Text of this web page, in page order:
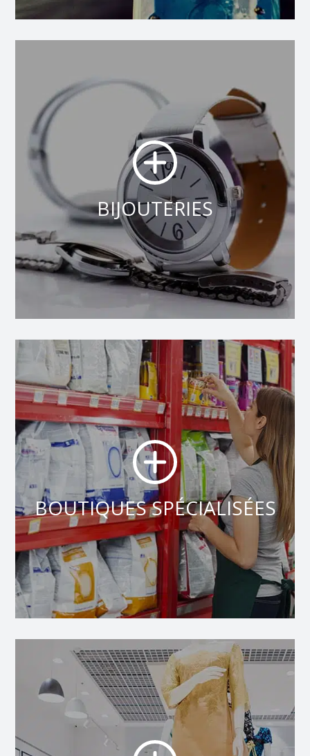
BIJOUTERIES
BOUTIQUES SPÉCIALISÉES